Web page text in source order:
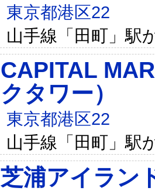
東京都港区22
山手線「田町」駅
CAPITAL
クタワー）
東京都港区22
山手線「田町」駅
芝浦アイラン